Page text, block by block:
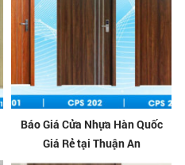
Báo Giá Cửa Nhựa Hàn Quốc
Giá Rẻ tại Thuận An